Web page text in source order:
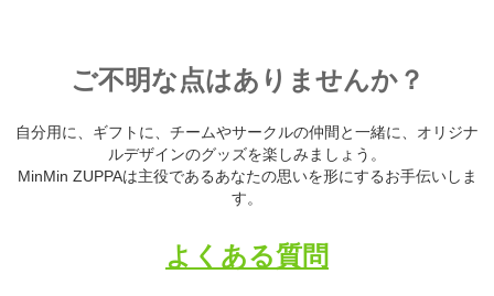
ご不明な点はありませんか？
自分用に、ギフトに、チームやサークルの仲間と一緒に、オリジナ
ルデザインのグッズを楽しみましょう。
MinMin ZUPPAは主役であるあなたの思いを形にするお手伝いしま
す。
よくある質問